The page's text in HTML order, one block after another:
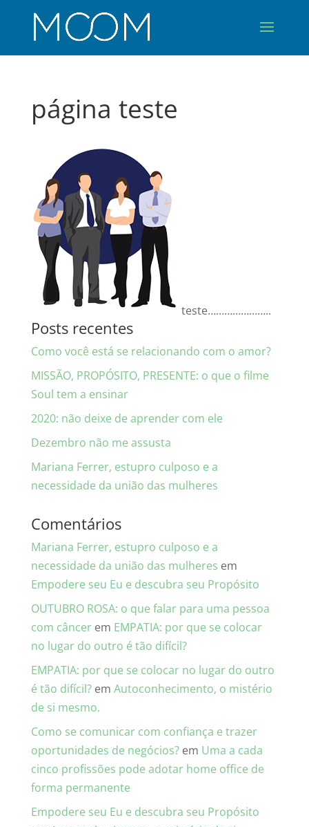
página teste
teste…………………..
Posts recentes
Como você está se relacionando com o amor?
MISSÃO, PROPÓSITO, PRESENTE: o que o filme
Soul tem a ensinar
2020: não deixe de aprender com ele
Dezembro não me assusta
Mariana Ferrer, estupro culposo e a
necessidade da união das mulheres
Comentários
Mariana Ferrer, estupro culposo e a
necessidade da união das mulheres em
Empodere seu Eu e descubra seu Propósito
OUTUBRO ROSA: o que falar para uma pessoa
com câncerem EMPATIA: por que se colocar
no lugar do outro é tão difícil?
EMPATIA: por que se colocar no lugar do outro
é tão difícil?em Autoconhecimento, o mistério
de si mesmo.
Como se comunicar com confiança e trazer
oportunidades de negócios?em Uma a cada
cinco profissões pode adotar home office de
forma permanente
Empodere seu Eu e descubra seu Propósito